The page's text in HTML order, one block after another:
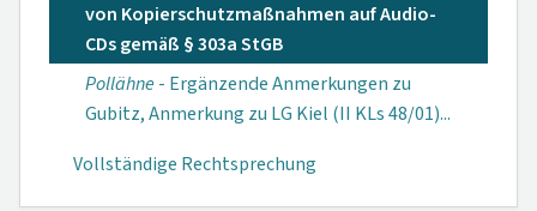
von Kopier­schutzmaßnahmen auf Audio-
CDs gemäß § 303a StGB
Pollähne- Er­gänzende Anmer­kungen zu
Gubitz, Anmerkung zu LG Kiel (II KLs 48/01)...
Vollständige Rechtsprechung